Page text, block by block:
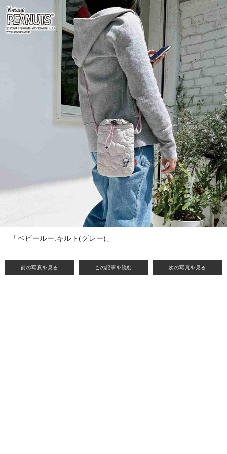
前の写真を見る この記事を読む 次の写真を見る
「ベビールー.キルト(グレー)」